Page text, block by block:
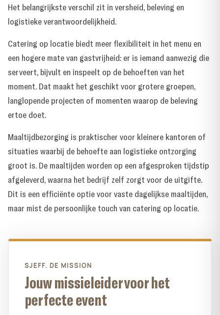
Het belangrijkste verschil zit in versheid, beleving en
logistieke verantwoordelijkheid.
Catering op locatie biedt meer flexibiliteit in het menu en
een hogere mate van gastvrijheid: er is iemand aanwezig die
serveert, bijvult en inspeelt op de behoeften van het
moment. Dat maakt het geschikt voor grotere groepen,
langlopende projecten of momenten waarop de beleving
ertoe doet.
Maaltijdbezorging is praktischer voor kleinere kantoren of
situaties waarbij de behoefte aan logistieke ontzorging
groot is. De maaltijden worden op een afgesproken tijdstip
afgeleverd, waarna het bedrijf zelf zorgt voor de uitgifte.
Dit is een efficiënte optie voor vaste dagelijkse maaltijden,
maar mist de persoonlijke touch van catering op locatie.
SJEFF. DE MISSION
Jouw missieleider voor het
perfecte event